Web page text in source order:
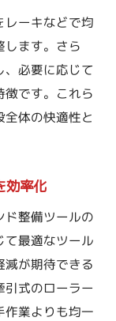
レーキなどで均
します。さら
必要に応じて
です。これら
体の快適性と
効率化
ド整備ツールの
て最適なツール
が期待できる
式のローラー
作業よりも均一